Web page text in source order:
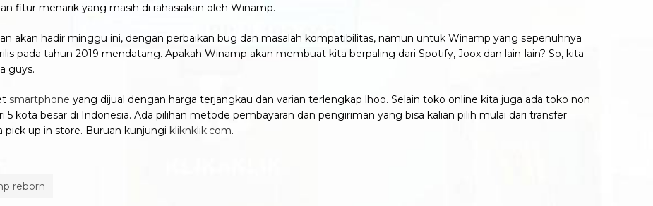
fitur menarik yang masih di rahasiakan oleh Winamp.
akan hadir minggu ini, dengan perbaikan bug dan masalah kompatibilitas, namun untuk Winamp yang sepenuhnya
pada tahun 2019 mendatang. Apakah Winamp akan membuat kita berpaling dari Spotify, Joox dan lain-lain? So, kita
guys.
smartphone yang dijual dengan harga terjangkau dan varian terlengkap lhoo. Selain toko online kita juga ada toko non
kota besar di Indonesia. Ada pilihan metode pembayaran dan pengiriman yang bisa kalian pilih mulai dari transfer
pick up in store. Buruan kunjungi kliknklik.com.
reborn